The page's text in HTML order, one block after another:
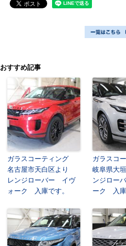
おすすめ記事
ガラスコーティング
名古屋市天白区より
レンジローバー イヴ
ォーク 入庫です。
ガラスコ
岐阜県大
ンジロー
ーク 入庫